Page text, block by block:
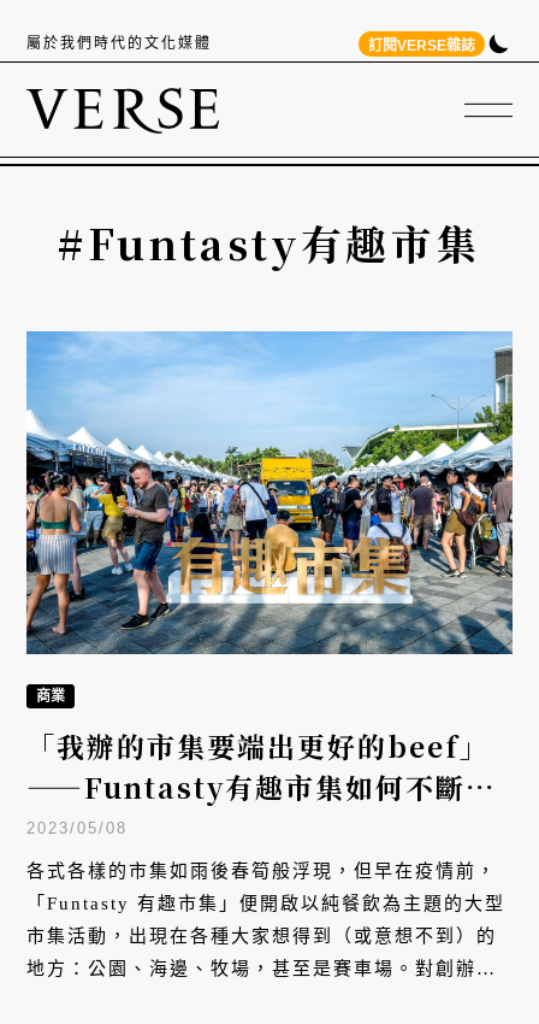
屬於我們時代的文化媒體 訂閱VERSE雜誌
#Funtasty有趣市集
商業
「我辦的市集要端出更好的beef」
——Funtasty有趣市集如何不斷創
造美食市集的新面貌？
2023/05/08
各式各樣的市集如雨後春筍般浮現，但早在疫情前，
「Funtasty 有趣市集」便開啟以純餐飲為主題的大型
市集活動，出現在各種大家想得到（或意想不到）的
地方：公園、海邊、牧場，甚至是賽車場。對創辦人